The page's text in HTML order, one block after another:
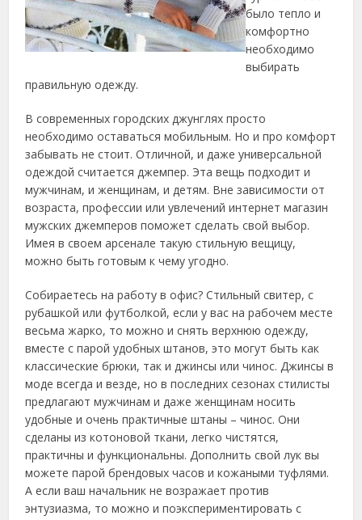
было тепло и
комфортно
необходимо
выбирать
правильную одежду.
В современных городских джунглях просто
необходимо оставаться мобильным. Но и про комфорт
забывать не стоит. Отличной, и даже универсальной
одеждой считается джемпер. Эта вещь подходит и
мужчинам, и женщинам, и детям. Вне зависимости от
возраста, профессии или увлечений интернет магазин
мужских джемперов поможет сделать свой выбор.
Имея в своем арсенале такую стильную вещицу,
можно быть готовым к чему угодно.
Собираетесь на работу в офис? Стильный свитер, с
рубашкой или футболкой, если у вас на рабочем месте
весьма жарко, то можно и снять верхнюю одежду,
вместе с парой удобных штанов, это могут быть как
классические брюки, так и джинсы или чинос. Джинсы в
моде всегда и везде, но в последних сезонах стилисты
предлагают мужчинам и даже женщинам носить
удобные и очень практичные штаны – чинос. Они
сделаны из котоновой ткани, легко чистятся,
практичны и функциональны. Дополнить свой лук вы
можете парой брендовых часов и кожаными туфлями.
А если ваш начальник не возражает против
энтузиазма, то можно и поэкспериментировать с